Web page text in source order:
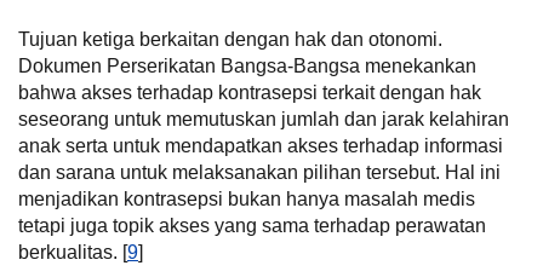
Tujuan ketiga berkaitan dengan hak dan otonomi.
Dokumen Perserikatan Bangsa-Bangsa menekankan
bahwa akses terhadap kontrasepsi terkait dengan hak
seseorang untuk memutuskan jumlah dan jarak kelahiran
anak serta untuk mendapatkan akses terhadap informasi
dan sarana untuk melaksanakan pilihan tersebut. Hal ini
menjadikan kontrasepsi bukan hanya masalah medis
tetapi juga topik akses yang sama terhadap perawatan
berkualitas. [9]